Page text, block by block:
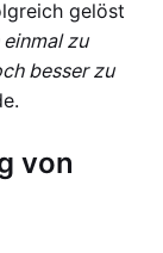
gelöst
zu
besser zu
von